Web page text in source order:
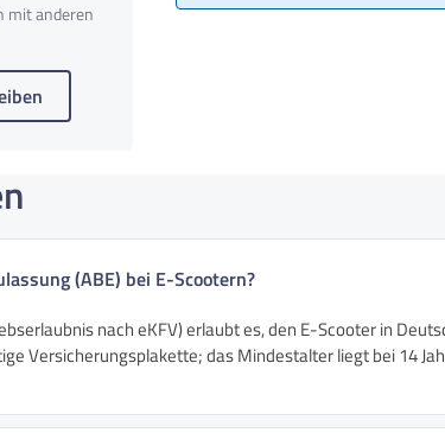
mit anderen
(ABE) bei E-Scootern?
nach eKFV) erlaubt es, den E-Scooter in
Versicherungsplakette; das Mindestalter liegt bei 14